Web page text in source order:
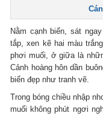
Nằm cạnh biển, sát
tắp, xen kẽ hai màu
phơi muối, ở giữa là
Cảnh hoàng hôn dần
biển đẹp như tranh vẽ.
Trong bóng chiều nhập
muối không phút ngơi